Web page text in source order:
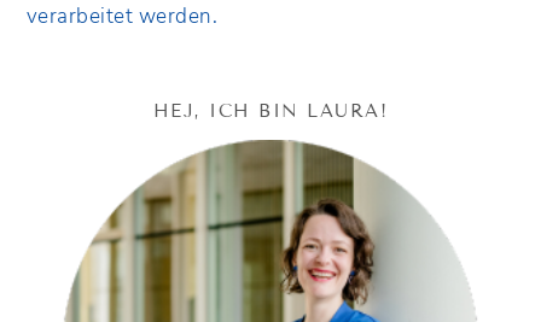
verarbeitet werden.
HEJ, ICH BIN LAURA!